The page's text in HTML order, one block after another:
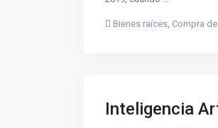
Bienes raíces, Compra
Inteligencia